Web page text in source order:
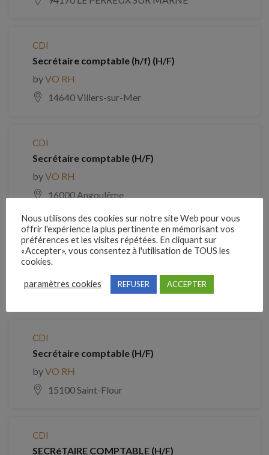
CDI
Secrétaire comptable (h/f) (H/F)
byVO RH
14640 Villers-sur-Mer
CDI
Secrétaire comptable (H/F)
byVO RH
16000 Angoulême
CDI
Secrétaire administrative / RH (H/F)
71210 TORCY
CDI
Secrétaire comptable (H/F)
byVO RH
15100 Saint-Flour
CDI
SECRéTAIRE COMPTABLE (H/F)
Nous utilisons des cookies sur notre site Web pour vous
offrir l'expérience la plus pertinente en mémorisant vos
préférences et les visites répétées. En cliquant sur
«Accepter», vous consentez à l'utilisation de TOUS les
cookies.
paramètres cookies REFUSER ACCEPTER